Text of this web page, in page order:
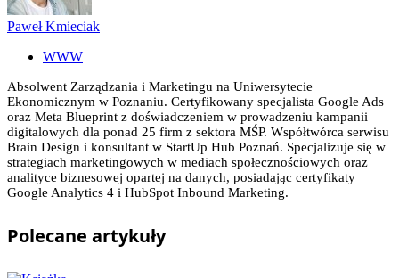
Paweł Kmieciak
WWW
Absolwent Zarządzania i Marketingu na Uniwersytecie
Ekonomicznym w Poznaniu. Certyfikowany specjalista Google Ads
oraz Meta Blueprint z doświadczeniem w prowadzeniu kampanii
digitalowych dla ponad 25 firm z sektora MŚP. Współtwórca serwisu
Brain Design i konsultant w StartUp Hub Poznań. Specjalizuje się w
strategiach marketingowych w mediach społecznościowych oraz
analityce biznesowej opartej na danych, posiadając certyfikaty
Google Analytics 4 i HubSpot Inbound Marketing.
Polecane artykuły